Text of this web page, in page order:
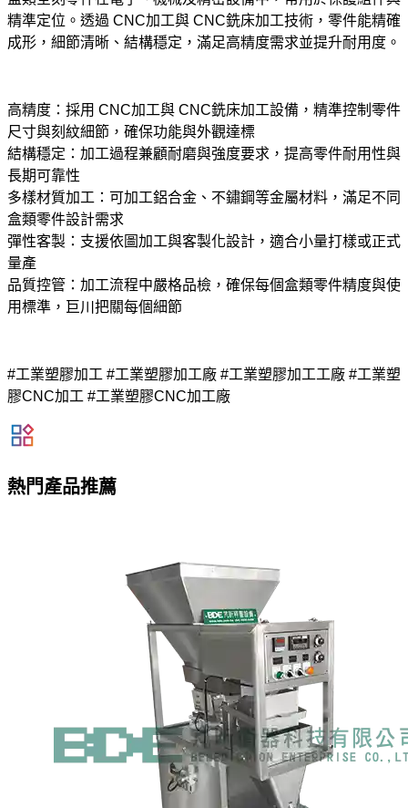
精準定位。透過 CNC加工與 CNC銑床加工技術，零件能精確
成形，細節清晰、結構穩定，滿足高精度需求並提升耐用度。
高精度：採用 CNC加工與 CNC銑床加工設備，精準控制零件
尺寸與刻紋細節，確保功能與外觀達標
結構穩定：加工過程兼顧耐磨與強度要求，提高零件耐用性與
長期可靠性
多樣材質加工：可加工鋁合金、不鏽鋼等金屬材料，滿足不同
盒類零件設計需求
彈性客製：支援依圖加工與客製化設計，適合小量打樣或正式
量產
品質控管：加工流程中嚴格品檢，確保每個盒類零件精度與使
用標準，巨川把關每個細節
#工業塑膠加工 #工業塑膠加工廠 #工業塑膠加工工廠 #工業塑
膠CNC加工 #工業塑膠CNC加工廠
熱門產品推薦